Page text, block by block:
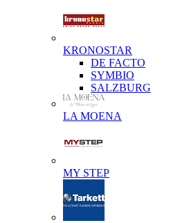
KRONOSTAR
DE FACTO
SYMBIO
SALZBURG
LA MOENA
MY STEP